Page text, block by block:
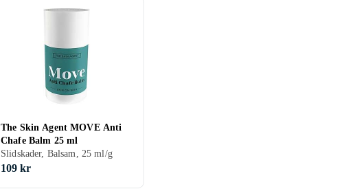
The Skin Agent MOVE Anti
Chafe Balm 25 ml
Slidskader, Balsam, 25 ml/g
109 kr